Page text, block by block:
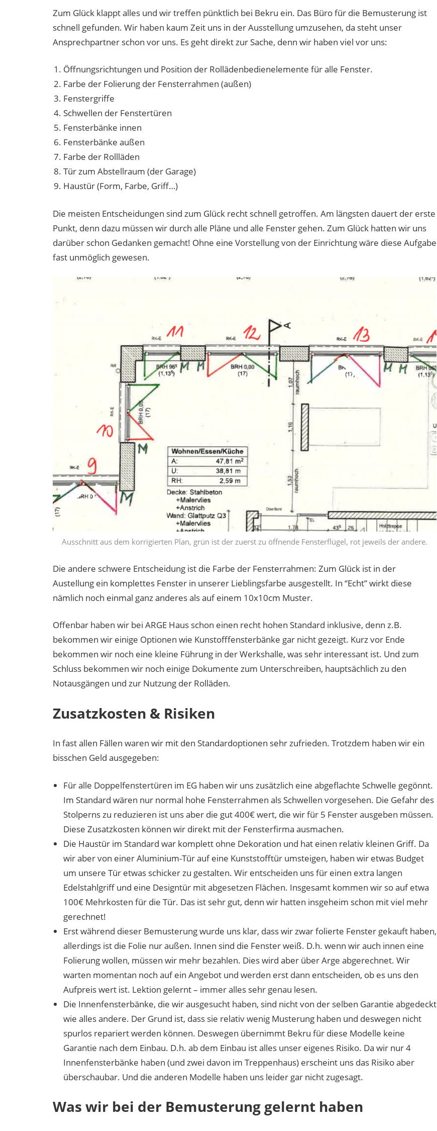
Zum Glück klappt alles und wir treffen pünktlich bei Bekru ein. Das Büro für die Bemusterung ist
schnell gefunden. Wir haben kaum Zeit uns in der Ausstellung umzusehen, da steht unser
Ansprechpartner schon vor uns. Es geht direkt zur Sache, denn wir haben viel vor uns:
Öffnungsrichtungen und Position der Rollädenbedienelemente für alle Fenster.
Farbe der Folierung der Fensterrahmen (außen)
Fenstergriffe
Schwellen der Fenstertüren
Fensterbänke innen
Fensterbänke außen
Farbe der Rollläden
Tür zum Abstellraum (der Garage)
Haustür (Form, Farbe, Griff…)
Die meisten Entscheidungen sind zum Glück recht schnell getroffen. Am längsten dauert der erste
Punkt, denn dazu müssen wir durch alle Pläne und alle Fenster gehen. Zum Glück hatten wir uns
darüber schon Gedanken gemacht! Ohne eine Vorstellung von der Einrichtung wäre diese Aufgabe
fast unmöglich gewesen.
Ausschnitt aus dem korrigierten Plan, grün ist der zuerst zu öffnende Fensterflügel, rot jeweils der andere.
Die andere schwere Entscheidung ist die Farbe der Fensterrahmen: Zum Glück ist in der
Austellung ein komplettes Fenster in unserer Lieblingsfarbe ausgestellt. In “Echt” wirkt diese
nämlich noch einmal ganz anderes als auf einem 10x10cm Muster.
Offenbar haben wir bei ARGE Haus schon einen recht hohen Standard inklusive, denn z.B.
bekommen wir einige Optionen wie Kunstofffensterbänke gar nicht gezeigt. Kurz vor Ende
bekommen wir noch eine kleine Führung in der Werkshalle, was sehr interessant ist. Und zum
Schluss bekommen wir noch einige Dokumente zum Unterschreiben, hauptsächlich zu den
Notausgängen und zur Nutzung der Rolläden.
Zusatzkosten & Risiken
In fast allen Fällen waren wir mit den Standardoptionen sehr zufrieden. Trotzdem haben wir ein
bisschen Geld ausgegeben:
Für alle Doppelfenstertüren im EG haben wir uns zusätzlich eine abgeflachte Schwelle gegönnt.
Im Standard wären nur normal hohe Fensterrahmen als Schwellen vorgesehen. Die Gefahr des
Stolperns zu reduzieren ist uns aber die gut 400€ wert, die wir für 5 Fenster ausgeben müssen.
Diese Zusatzkosten können wir direkt mit der Fensterfirma ausmachen.
Die Haustür im Standard war komplett ohne Dekoration und hat einen relativ kleinen Griff. Da
wir aber von einer Aluminium-Tür auf eine Kunststofftür umsteigen, haben wir etwas Budget
um unsere Tür etwas schicker zu gestalten. Wir entscheiden uns für einen extra langen
Edelstahlgriff und eine Designtür mit abgesetzen Flächen. Insgesamt kommen wir so auf etwa
100€ Mehrkosten für die Tür. Das ist sehr gut, denn wir hatten insgeheim schon mit viel mehr
gerechnet!
Erst während dieser Bemusterung wurde uns klar, dass wir zwar folierte Fenster gekauft haben,
allerdings ist die Folie nur außen. Innen sind die Fenster weiß. D.h. wenn wir auch innen eine
Folierung wollen, müssen wir mehr bezahlen. Dies wird aber über Arge abgerechnet. Wir
warten momentan noch auf ein Angebot und werden erst dann entscheiden, ob es uns den
Aufpreis wert ist. Lektion gelernt – immer alles sehr genau lesen.
Die Innenfensterbänke, die wir ausgesucht haben, sind nicht von der selben Garantie abgedeckt
wie alles andere. Der Grund ist, dass sie relativ wenig Musterung haben und deswegen nicht
spurlos repariert werden können. Deswegen übernimmt Bekru für diese Modelle keine
Garantie nach dem Einbau. D.h. ab dem Einbau ist alles unser eigenes Risiko. Da wir nur 4
Innenfensterbänke haben (und zwei davon im Treppenhaus) erscheint uns das Risiko aber
überschaubar. Und die anderen Modelle haben uns leider gar nicht zugesagt.
Was wir bei der Bemusterung gelernt haben